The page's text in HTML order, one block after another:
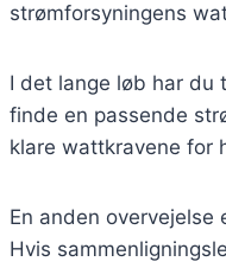
strømforsyningens
I det lange løb har du
finde en passende
klare wattkravene for
En anden
Hvis